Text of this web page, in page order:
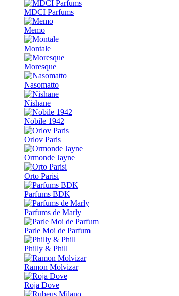
MDCI Parfums
Memo
Montale
Moresque
Nasomatto
Nishane
Nobile 1942
Orlov Paris
Ormonde Jayne
Orto Parisi
Parfums BDK
Parfums de Marly
Parle Moi de Parfum
Philly & Phill
Ramon Molvizar
Roja Dove